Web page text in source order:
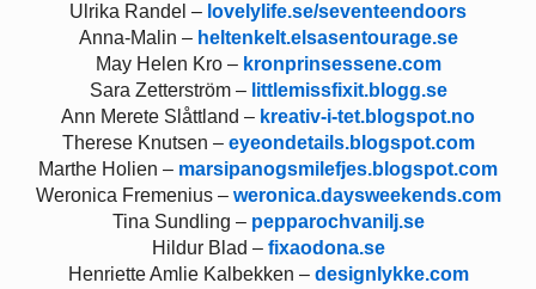
Ulrika Randel – lovelylife.se/seventeendoors
Anna-Malin – heltenkelt.elsasentourage.se
May Helen Kro – kronprinsessene.com
Sara Zetterström – littlemissfixit.blogg.se
Ann Merete Slåttland – kreativ-i-tet.blogspot.no
Therese Knutsen – eyeondetails.blogspot.com
Marthe Holien – marsipanogsmilefjes.blogspot.com
Weronica Fremenius – weronica.daysweekends.com
Tina Sundling – pepparochvanilj.se
Hildur Blad – fixaodona.se
Henriette Amlie Kalbekken – designlykke.com